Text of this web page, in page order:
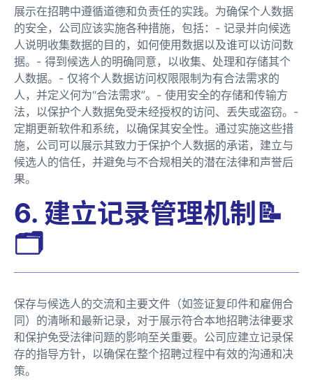
展示在招聘中遵循道德和负责任的实践。为确保个人数据
的安全，公司应该实施各种措施，包括：- 记录并向候选
人说明收集数据的目的，如何使用数据以及谁可以访问数
据。- 得到候选人的明确同意，以收集、处理和存储其个
人数据。- 仅将个人数据访问权限限制为有合法需求的
人，并定义何为“合法需求”。- 使用安全的存储和传输方
法，以保护个人数据免受未经授权的访问、丢失或盗窃。-
定期更新软件和系统，以确保其安全性。通过实施这些措
施，公司可以展示其致力于保护个人数据的承诺，建立与
候选人的信任，并避免与不合规相关的潜在法律和声誉后
果。
6. 建立记录管理机制📝
🗂️
保存与候选人的交流和主要文件（如签证复印件和雇佣合
同）的清晰和最新记录，对于展示符合本地招聘法律要求
和保护免受法律问题的影响至关重要。公司应建立记录保
存的指导方针，以确保在整个招聘过程中有效的沟通和决
策。